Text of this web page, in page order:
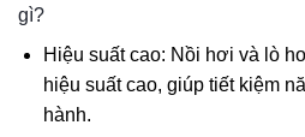
gì?
Hiệu suất cao: Nồi hơi và lò
hiệu suất cao, giúp tiết kiệm
hành.